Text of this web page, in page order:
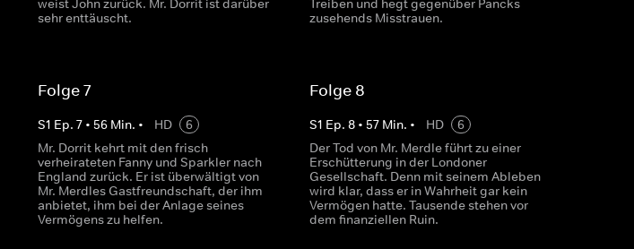
weist John zurück. Mr. Dorrit ist darüber
sehr enttäuscht.
Treiben und hegt gegenüber Pancks
zusehends Misstrauen.
Folge 7
S1 Ep. 7• 56Min. • HD
6
Mr. Dorrit kehrt mit den frisch
verheirateten Fanny und Sparkler nach
England zurück. Er ist überwältigt von
Mr. Merdles Gastfreundschaft, der ihm
anbietet, ihm bei der Anlage seines
Vermögens zu helfen.
Folge 8
S1 Ep. 8• 57Min. • HD
6
Der Tod von Mr. Merdle führt zu einer
Erschütterung in der Londoner
Gesellschaft. Denn mit seinem Ableben
wird klar, dass er in Wahrheit gar kein
Vermögen hatte. Tausende stehen vor
dem finanziellen Ruin.